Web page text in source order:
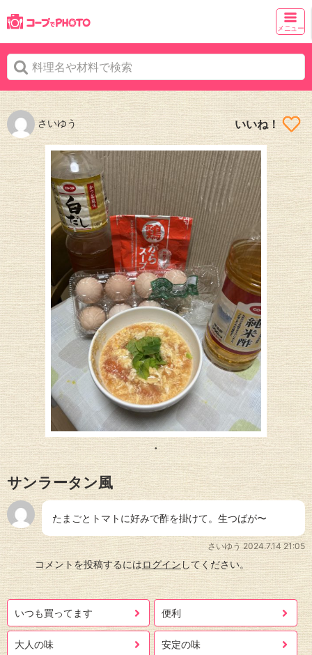
メニュー
さいゆう いいね！
サンラータン風
たまごとトマトに好みで酢を掛けて。生つばが〜
さいゆう2024.7.14 21:05
コメントを投稿するにはログインしてください。
いつも買ってます 便利
大人の味 安定の味